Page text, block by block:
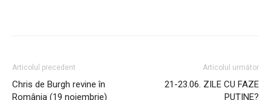
Articolul precedent
Chris de Burgh revine în
România (19 noiembrie)
Articolul următor
21-23.06. ZILE CU FAZE
PUŢINE?